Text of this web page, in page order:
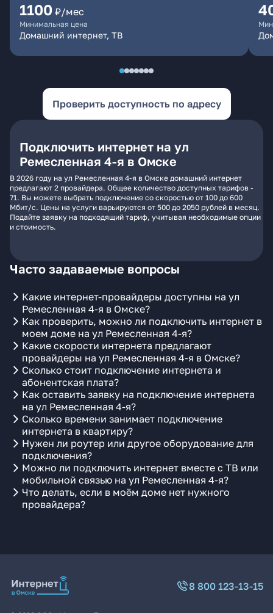
1100 ₽/мес
Минимальная цена
Домашний интернет, ТВ
Проверить доступность по адресу
Подключить интернет на ул
Ремесленная 4-я в Омске
В 2026 году на ул Ремесленная 4-я в Омске домашний интернет
предлагают 2 провайдера. Общее количество доступных тарифов -
71. Вы можете выбрать подключение со скоростью от 100 до 600
Мбит/с. Цены на услуги варьируются от 500 до 2050 рублей в месяц.
Подайте заявку на подходящий тариф, учитывая необходимые опции
и стоимость.
Часто задаваемые вопросы
Какие интернет-провайдеры доступны на ул
Ремесленная 4-я в Омске?
Как проверить, можно ли подключить интернет в
моем доме на ул Ремесленная 4-я?
Какие скорости интернета предлагают
провайдеры на ул Ремесленная 4-я в Омске?
Сколько стоит подключение интернета и
абонентская плата?
Как оставить заявку на подключение интернета
на ул Ремесленная 4-я?
Сколько времени занимает подключение
интернета в квартиру?
Нужен ли роутер или другое оборудование для
подключения?
Можно ли подключить интернет вместе с ТВ или
мобильной связью на ул Ремесленная 4-я?
Что делать, если в моём доме нет нужного
провайдера?
8 800 123-13-15